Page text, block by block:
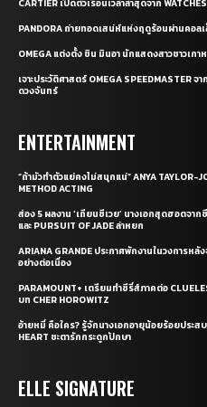
CARTIER เปิดตัวเรือนเวลาล่าสุดจาก
PANDORA ถ่ายทอดเสน่ห์แห่งฤดูร้อนผ่านคอลเ
OMEGA แต่งตั้ง ชิน มินอา นักแสดงสาวชาวเ
เจาะประวัติศาสตร์ OMEGA SPEEDMASTER
ดวงจันทร์
ENTERTAINMENT
“ถ้ามัวทำตัวแย่คงไม่สนุกแน่” ANYA
METHOD ACTING
ส่อง 5 ผลงาน ‘เถียนซีเวย’ นางเอกสุดฮอตจาก
และ PURSUIT OF JADE ล่าหยก
ARIANA GRANDE ประกาศพักงานในวงการหลั
อย่างต่อเนื่อง
PARAMOUNT+ เตรียมทำซีรี่ส์ภาคต่อ
บท CHER HOROWITZ
อ้ายหมี่ คือใคร? รู้จักนางเอกอายุน้อยร้อยประส
HEART ชะตารักกระดูกปักษา
ELLE SIGNATURE